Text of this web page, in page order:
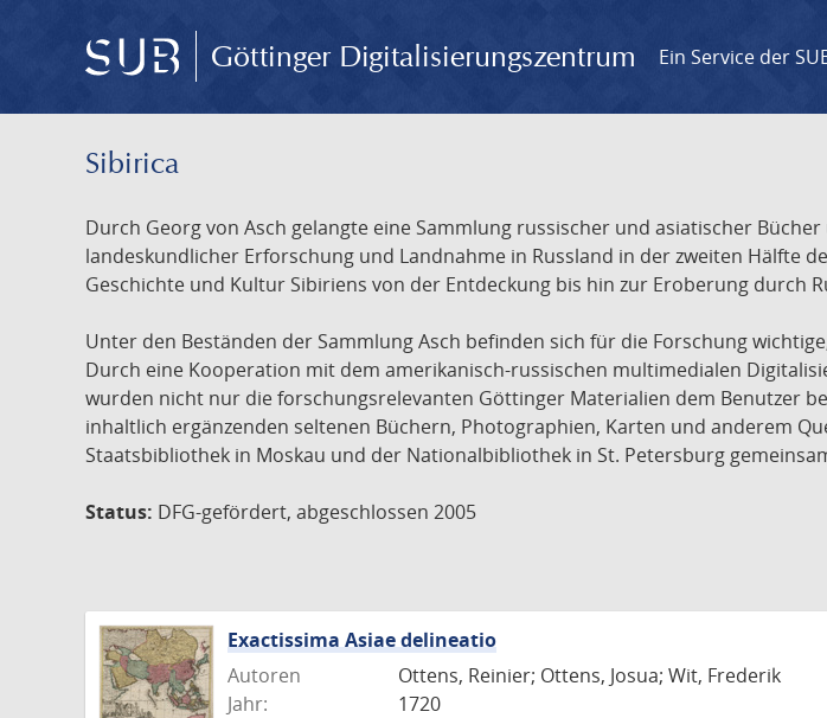
Göttinger Digitalisierungszentrum Ein Service der
Sibirica
Durch Georg von Asch gelangte eine Sammlung russischer und asiatischer
landeskundlicher Erforschung und Landnahme in Russland in der zweiten Hälfte
Geschichte und Kultur Sibiriens von der Entdeckung bis hin zur Eroberung durch
Unter den Beständen der Sammlung Asch befinden sich für die Forschung
Durch eine Kooperation mit dem amerikanisch-russischen multimedialen
wurden nicht nur die forschungsrelevanten Göttinger Materialien dem Benutzer
inhaltlich ergänzenden seltenen Büchern, Photographien, Karten und anderem
Staatsbibliothek in Moskau und der Nationalbibliothek in St. Petersburg
Status: DFG-gefördert, abgeschlossen 2005
Exactissima Asiae delineatio
Autoren
Ottens, Reinier; Ottens, Josua; Wit, Frederik
Jahr:
1720